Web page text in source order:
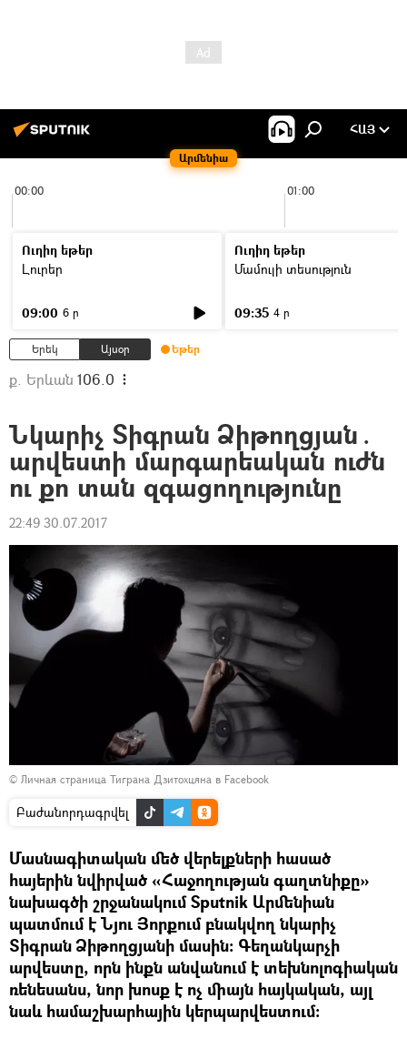
Արմենիա
ՀԱՅ
00:00 01:00
Ուղիղ եթեր
Լուրեր
09:00 6 ր
Ուղիղ եթեր
Մամուլի տեսություն
09:35 4 ր
Երեկ Այսօր Եթեր
ք. Երևան 106.0
Նկարիչ Տիգրան Ձիթողցյան․
արվեստի մարգարեական ուժն
ու քո տան զգացողությունը
22:49 30.07.2017
© Личная страница Тиграна Дзитохцяна в Facebook
Բաժանորդագրվել
Մասնագիտական մեծ վերելքների հասած
հայերին նվիրված «Հաջողության գաղտնիքը»
նախագծի շրջանակում Sputnik Արմենիան
պատմում է Նյու Յորքում բնակվող նկարիչ
Տիգրան Ձիթողցյանի մասին։ Գեղանկարչի
արվեստը, որն ինքն անվանում է տեխնոլոգիական
ռենեսանս, նոր խոսք է ոչ միայն հայկական, այլ
նաև համաշխարհային կերպարվեստում։